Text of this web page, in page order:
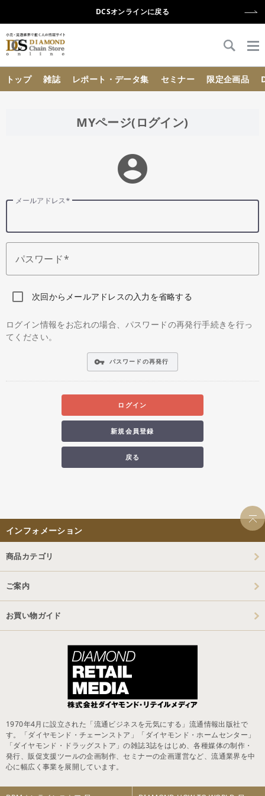
DCSオンラインに戻る
トップ 雑誌 レポート・データ集 セミナー 限定企画品
MYページ(ログイン)
account_circle
メールアドレス
パスワード
次回からメールアドレスの入力を省略する
ログイン情報をお忘れの場合、パスワードの再発行手続きを行っ
てください。
vpn_key パスワードの再発行
ログイン
新規会員登録
戻る
インフォメーション
商品カテゴリ
ご案内
お買い物ガイド
1970年4月に設立された「流通ビジネスを元気にする」流通情報出版社で
す。「ダイヤモンド・チェーンストア」「ダイヤモンド・ホームセンター」
「ダイヤモンド・ドラッグストア」の雑誌3誌をはじめ、各種媒体の制作・
発行、販促支援ツールの企画制作、セミナーの企画運営など、流通業界を中
心に幅広く事業を展開しています。